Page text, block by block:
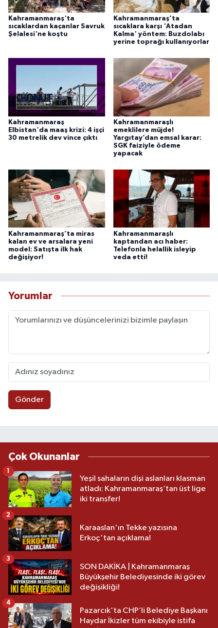
Kahramanmaraş'ta
sıcaklardan kaçanlar Savruk
Şelalesi'ne koştu
Kahramanmaraş’ta
sıcaklara karşı 'Atadan
Kalma' yöntem: Buzdolabı
yerine toprağı kullanıyorlar
Kahramanmaraş
Elbistan'da maaş krizi: 4 işçi
30 metrelik dev vince çıktı
Kahramanmaraşlı
emeklilere müjde!
Yargıtay’dan emsal karar:
SGK faiziyle ödeme
yapacak
Kahramanmaraş’ta miras
kalan ev ve arsalara yeni
model: Satışta ilk hak
değişiyor!
Kahramanmaraşlı
kaptandan acı haber:
Telefonla helallik isleyip
veda etti!
Yorumlar
Gönder
Çok Okunanlar
Yeşil sahaların dişi aslanları klasman
atladı: Kahramanmaraş’tan üst lige
iki transfer!
1
Karaaslan'ın Tekke yazısına
Erkoç'tan açıklama!
2
SON DAKİKA | Kahramanmaraş
Büyükşehir Belediyesinde iki görev
değişikliği!
3
Pazarcık'ta CHP’li Belediye Başkanı
Haydar İkizler tüm ekibiyle istifa
4